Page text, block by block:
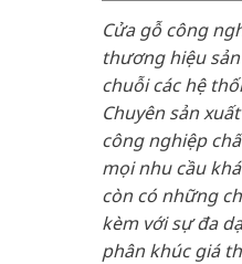
Cửa gỗ công
thương hiệu
chuỗi các hệ
Chuyên sản
công nghiệp
mọi nhu cầu
còn có những
kèm với sự đa
phân khúc giá